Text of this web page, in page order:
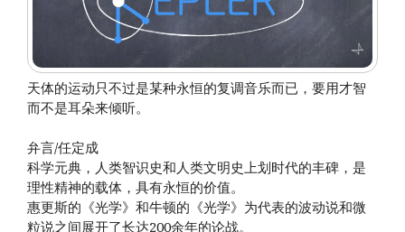
天体的运动只不过是某种永恒的复调音乐而已，要用才智
而不是耳朵来倾听。
弁言/任定成
科学元典，人类智识史和人类文明史上划时代的丰碑，是
理性精神的载体，具有永恒的价值。
惠更斯的《光学》和牛顿的《光学》为代表的波动说和微
粒说之间展开了长达200余年的论战。